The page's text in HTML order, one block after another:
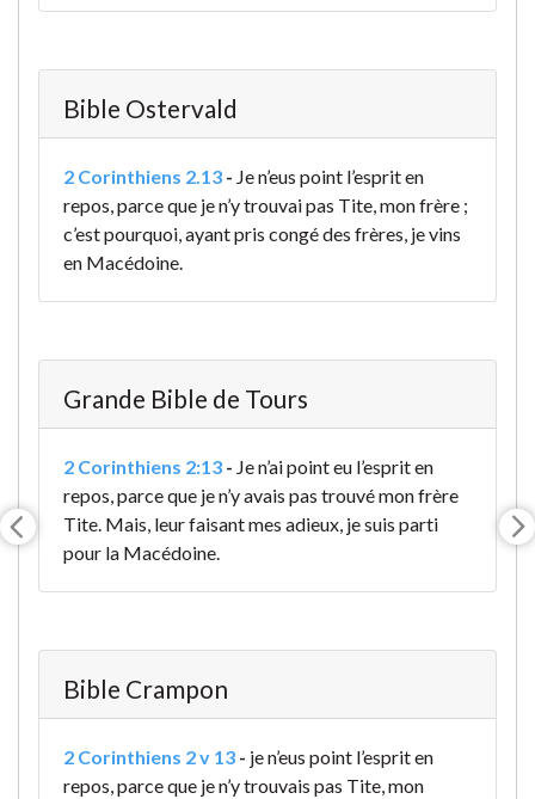
Bible Ostervald
2 Corinthiens 2.13 - Je n’eus point l’esprit en
repos, parce que je n’y trouvai pas Tite, mon frère ;
c’est pourquoi, ayant pris congé des frères, je vins
en Macédoine.
Grande Bible de Tours
2 Corinthiens 2:13 - Je n’ai point eu l’esprit en
repos, parce que je n’y avais pas trouvé mon frère
Tite. Mais, leur faisant mes adieux, je suis parti
pour la Macédoine.
Bible Crampon
2 Corinthiens 2 v 13 - je n’eus point l’esprit en
repos, parce que je n’y trouvais pas Tite, mon